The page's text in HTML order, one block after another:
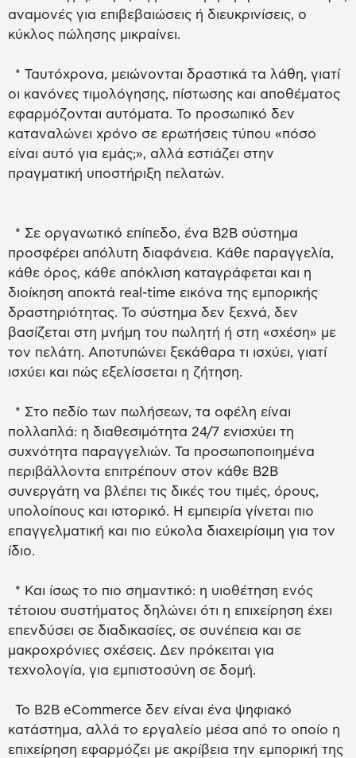
αναμονές για επιβεβαιώσεις ή διευκρινίσεις, ο
κύκλος πώλησης μικραίνει.
* Ταυτόχρονα, μειώνονται δραστικά τα λάθη, γιατί
οι κανόνες τιμολόγησης, πίστωσης και αποθέματος
εφαρμόζονται αυτόματα. Το προσωπικό δεν
καταναλώνει χρόνο σε ερωτήσεις τύπου «πόσο
είναι αυτό για εμάς;», αλλά εστιάζει στην
πραγματική υποστήριξη πελατών.
* Σε οργανωτικό επίπεδο, ένα B2B σύστημα
προσφέρει απόλυτη διαφάνεια. Κάθε παραγγελία,
κάθε όρος, κάθε απόκλιση καταγράφεται και η
διοίκηση αποκτά real-time εικόνα της εμπορικής
δραστηριότητας. Το σύστημα δεν ξεχνά, δεν
βασίζεται στη μνήμη του πωλητή ή στη «σχέση» με
τον πελάτη. Αποτυπώνει ξεκάθαρα τι ισχύει, γιατί
ισχύει και πώς εξελίσσεται η ζήτηση.
* Στο πεδίο των πωλήσεων, τα οφέλη είναι
πολλαπλά: η διαθεσιμότητα 24/7 ενισχύει τη
συχνότητα παραγγελιών. Τα προσωποποιημένα
περιβάλλοντα επιτρέπουν στον κάθε B2B
συνεργάτη να βλέπει τις δικές του τιμές, όρους,
υπολοίπους και ιστορικό. Η εμπειρία γίνεται πιο
επαγγελματική και πιο εύκολα διαχειρίσιμη για τον
ίδιο.
* Και ίσως το πιο σημαντικό: η υιοθέτηση ενός
τέτοιου συστήματος δηλώνει ότι η επιχείρηση έχει
επενδύσει σε διαδικασίες, σε συνέπεια και σε
μακροχρόνιες σχέσεις. Δεν πρόκειται για
τεχνολογία, για εμπιστοσύνη σε δομή.
Το B2B eCommerce δεν είναι ένα ψηφιακό
κατάστημα, αλλά το εργαλείο μέσα από το οποίο η
επιχείρηση εφαρμόζει με ακρίβεια την εμπορική της